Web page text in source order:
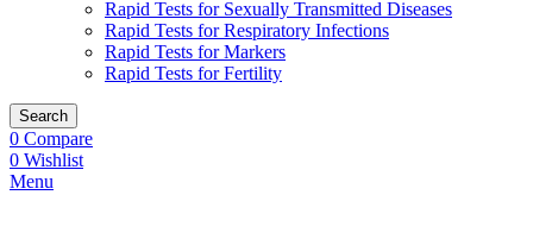
Rapid Tests for Sexually Transmitted Diseases
Rapid Tests for Respiratory Infections
Rapid Tests for Markers
Rapid Tests for Fertility
Search
0 Compare
0 Wishlist
Menu